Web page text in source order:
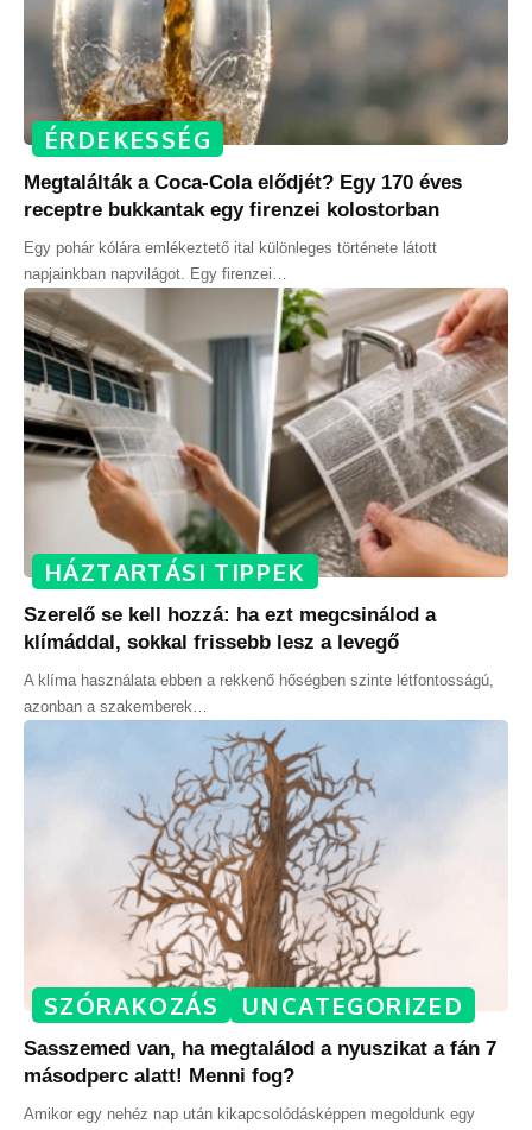
ÉRDEKESSÉG
Megtalálták a Coca-Cola elődjét? Egy 170 éves
receptre bukkantak egy firenzei kolostorban
Egy pohár kólára emlékeztető ital különleges története látott
napjainkban napvilágot. Egy firenzei
HÁZTARTÁSI TIPPEK
Szerelő se kell hozzá: ha ezt megcsinálod a
klímáddal, sokkal frissebb lesz a levegő
A klíma használata ebben a rekkenő hőségben szinte létfontosságú,
azonban a szakemberek…
SZÓRAKOZÁS UNCATEGORIZED
Sasszemed van, ha megtalálod a nyuszikat a fán 7
másodperc alatt! Menni fog?
Amikor egy nehéz nap után kikapcsolódásképpen megoldunk egy